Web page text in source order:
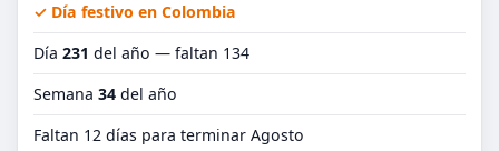
✓ Día festivo en Colombia
Día 231 del año — faltan 134
Semana 34 del año
Faltan 12 días para terminar Agosto